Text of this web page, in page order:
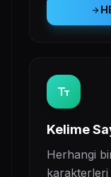
arrow_forward
text_fields
Kelime
Herhangi
karakterleri